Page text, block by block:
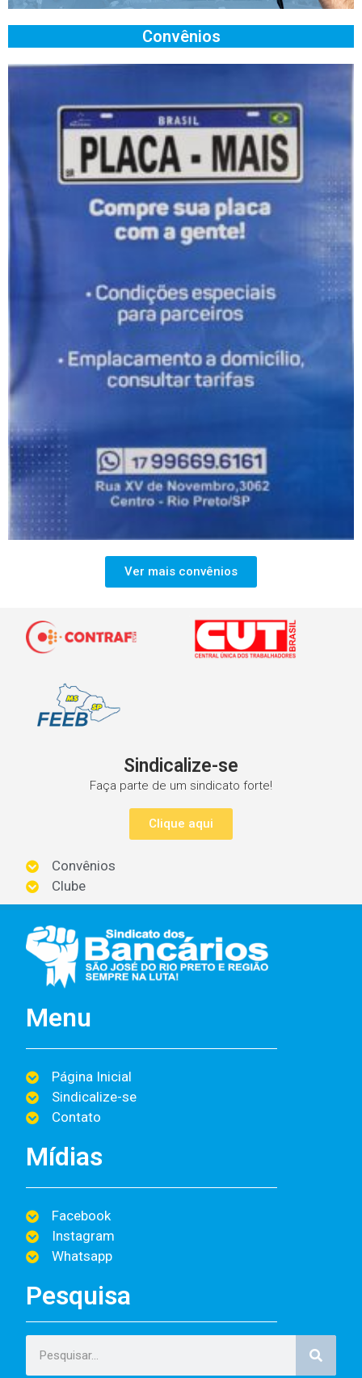
Convênios
Ver mais convênios
Sindicalize-se
Faça parte de um sindicato forte!
Clique aqui
Convênios
Clube
Menu
Página Inicial
Sindicalize-se
Contato
Mídias
Facebook
Instagram
Whatsapp
Pesquisa